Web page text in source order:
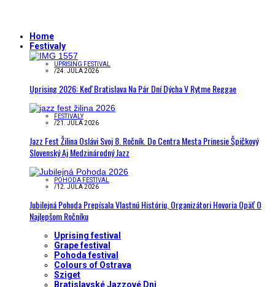
Home
Festivaly
UPRISING FESTIVAL
/24. JÚLA 2026
Uprising 2026: Keď Bratislava Na Pár Dní Dýcha V Rytme Reggae
FESTIVALY
/21. JÚLA 2026
Jazz Fest Žilina Oslávi Svoj 8. Ročník. Do Centra Mesta Prinesie Špičkový
Slovenský Aj Medzinárodný Jazz
POHODA FESTIVAL
/12. JÚLA 2026
Jubilejná Pohoda Prepísala Vlastnú Históriu, Organizátori Hovoria Opäť O
Najlepšom Ročníku
Uprising festival
Grape festival
Pohoda festival
Colours of Ostrava
Sziget
Bratislavské Jazzové Dni